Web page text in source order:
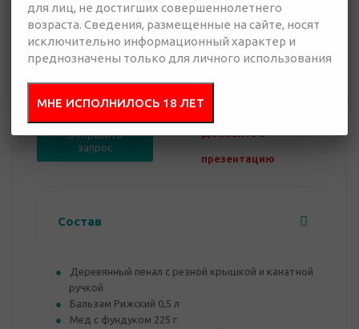
Отправить
запрос
Добавить в
презентацию
Состав
Деревянный пенал с резной крышкой и канатной
ручкой
Бальзам Рижский 0,5 л
Мед с фундуком 225 г
для лиц, не достигших совершеннолетнего
возраста. Сведения, размещенные на сайте, носят
исключительно информационный характер и
преднозначены только для личного использования
МНЕ ИСПОЛНИЛОСЬ 18 ЛЕТ